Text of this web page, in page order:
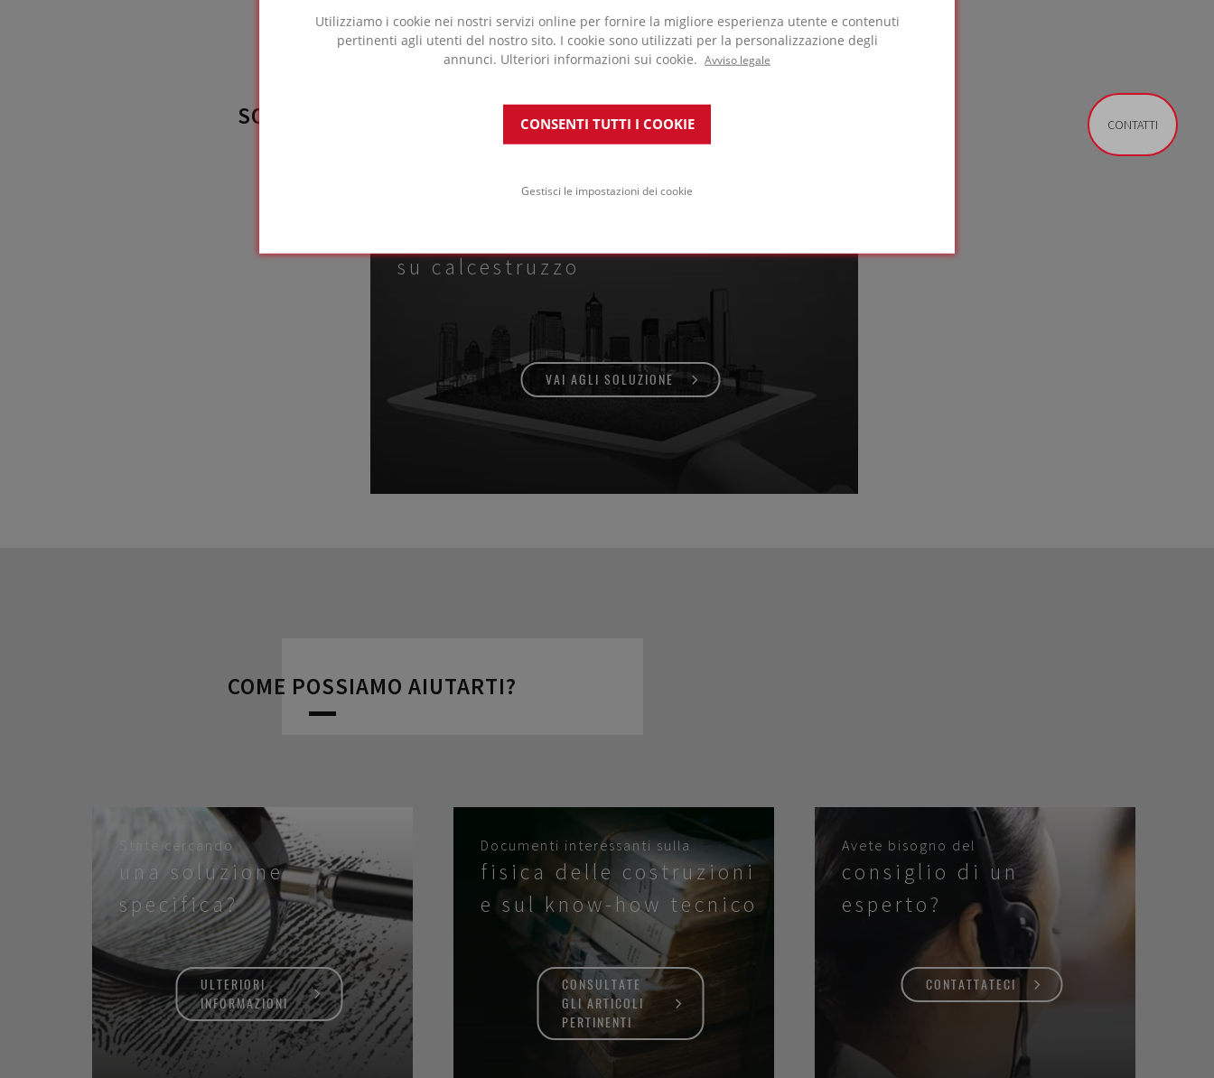
Utilizziamo i cookie nei nostri servizi online per fornire la migliore esperienza utente e contenuti
pertinenti agli utenti del nostro sito. I cookie sono utilizzati per la personalizzazione degli
annunci. Ulteriori informazioni sui cookie. Avviso legale
CONSENTI TUTTI I COOKIE
Gestisci le impostazioni dei cookie
SOLUZIONE FOAMGLAS®
utilizzata in questo progetto
su calcestruzzo
VAI AGLI SOLUZIONE
COME POSSIAMO AIUTARTI?
State cercando
una soluzione
specifica?
ULTERIORI
INFORMAZIONI
Documenti interessanti sulla
fisica delle costruzioni
e sul know-how tecnico
CONSULTATE
GLI ARTICOLI
PERTINENTI
Avete bisogno del
consiglio di un
esperto?
CONTATTATECI
CONTATTI